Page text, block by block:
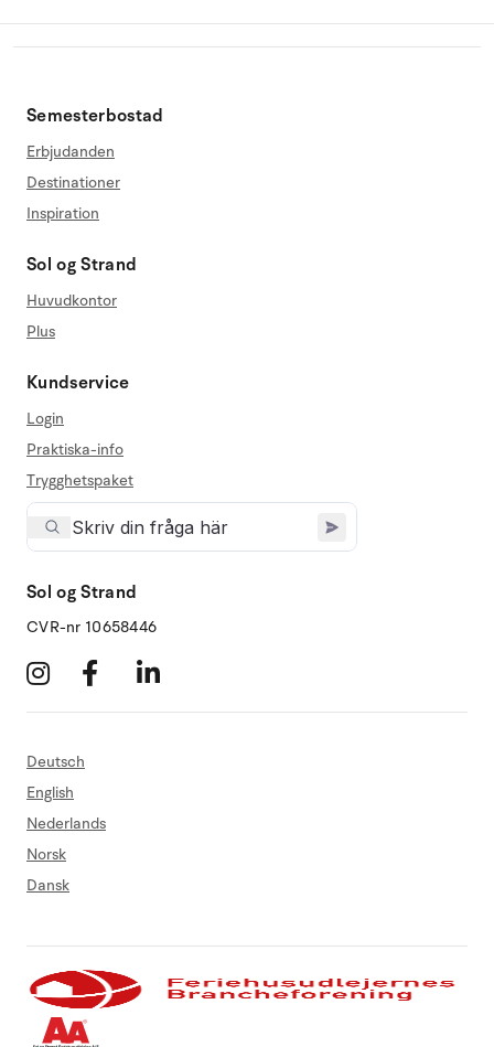
Semesterbostad
Erbjudanden
Destinationer
Inspiration
Sol og Strand
Huvudkontor
Plus
Kundservice
Login
Praktiska-info
Trygghetspaket
Sol og Strand
CVR-nr 10658446
Deutsch
English
Nederlands
Norsk
Dansk